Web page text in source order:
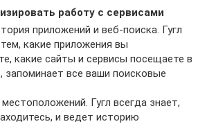
работу с сервисами
приложений и веб-поиска. Гугл
какие приложения вы
какие сайты и сервисы посещаете в
запоминает все ваши поисковые
Гугл всегда знает,
и ведет историю